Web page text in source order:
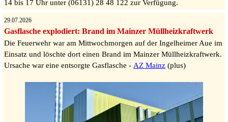
14 bis 17 Uhr unter (06131) 28 48 122 zur Verfügung.
29.07.2026
Gasflasche explodiert: Brand im Mainzer Müllheizkraftwerk
Die Feuerwehr war am Mittwochmorgen auf der Ingelheimer Aue im
Einsatz und löschte dort einen Brand im Mainzer Müllheizkraftwerk.
Ursache war eine entsorgte Gasflasche - AZ Mainz (plus)